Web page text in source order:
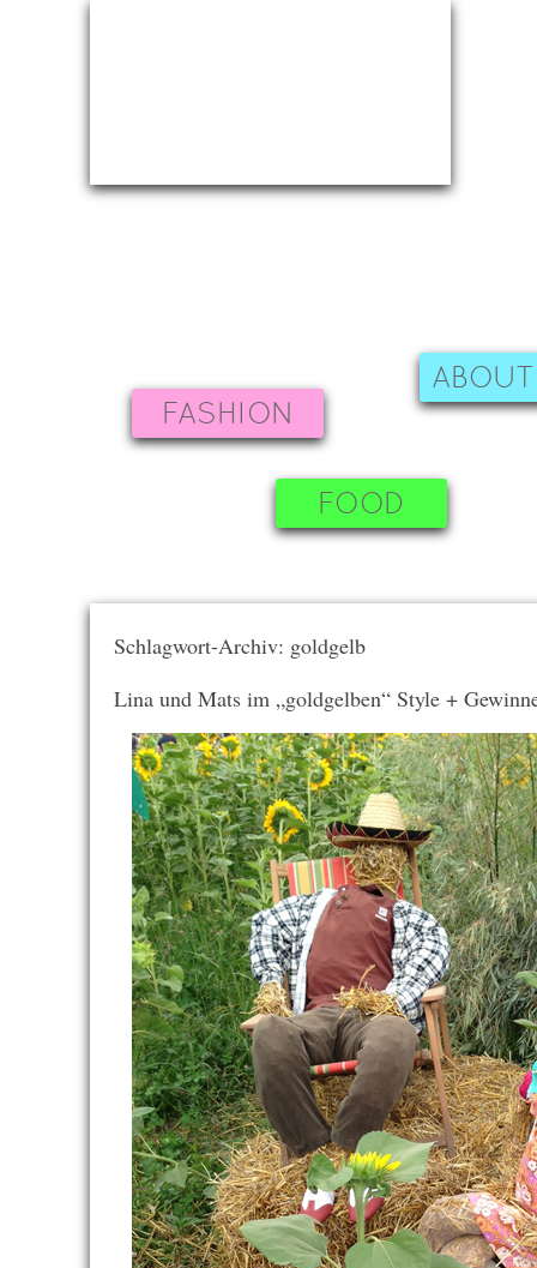
FASHION
FOOD
Schlagwort-Archiv: goldgelb
Lina und Mats im „goldgelben“ Style +